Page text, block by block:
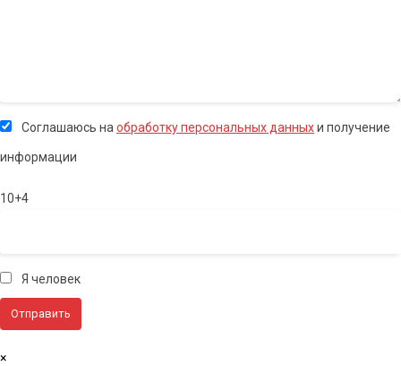
Соглашаюсь на обработку персональных данныхи получение
информации
10+4
Я человек
×